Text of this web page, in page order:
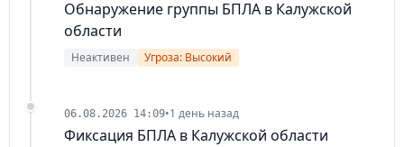
Обнаружение группы БПЛА в Калужской
области
Неактивен Угроза: Высокий
06.08.2026 14:09•1 день назад
Фиксация БПЛА в Калужской области